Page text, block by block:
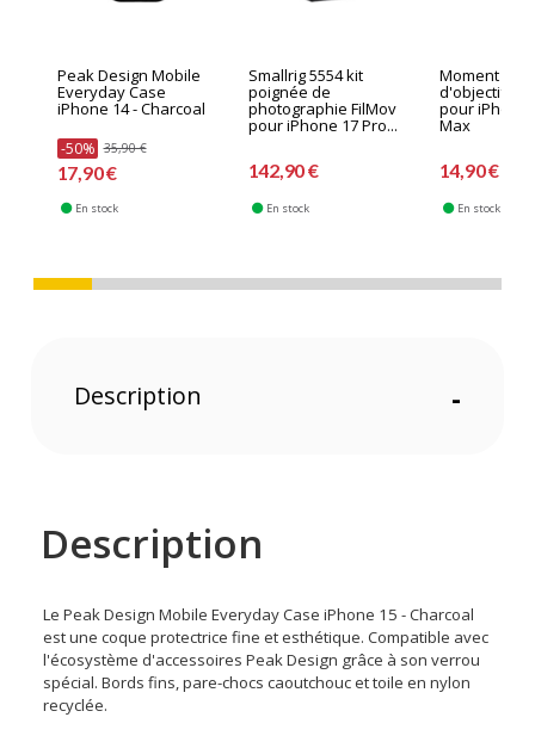
Peak Design Mobile
Everyday Case
iPhone 14 - Charcoal
-50% 35,90 €
17,90 €
En stock
Smallrig 5554 kit
poignée de
photographie FilMov
pour iPhone 17 Pro...
142,90 €
En stock
Moment
d'objectif T-
pour iPhone
Max
14,90 €
En stock
Description -
Description
Le Peak Design Mobile Everyday Case iPhone 15 - Charcoal
est une coque protectrice fine et esthétique. Compatible avec
l'écosystème d'accessoires Peak Design grâce à son verrou
spécial. Bords fins, pare-chocs caoutchouc et toile en nylon
recyclée.